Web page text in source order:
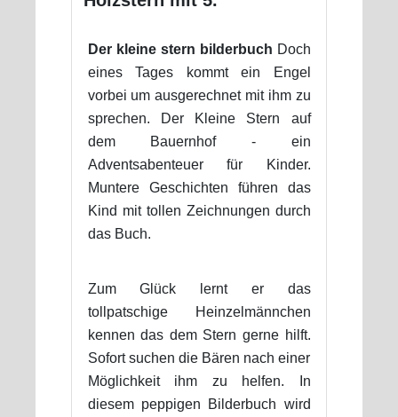
Der kleine stern bilderbuch Doch
eines Tages kommt ein Engel
vorbei um ausgerechnet mit ihm zu
sprechen. Der Kleine Stern auf
dem Bauernhof - ein
Adventsabenteuer für Kinder.
Muntere Geschichten führen das
Kind mit tollen Zeichnungen durch
das Buch.
Zum Glück lernt er das
tollpatschige Heinzelmännchen
kennen das dem Stern gerne hilft.
Sofort suchen die Bären nach einer
Möglichkeit ihm zu helfen. In
diesem peppigen Bilderbuch wird